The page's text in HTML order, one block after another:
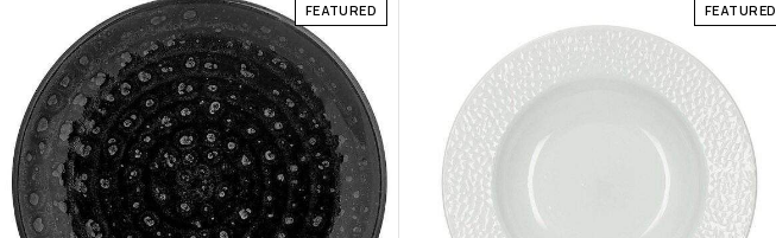
FEATURED FEATURED